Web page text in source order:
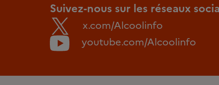
Suivez-nous sur les réseaux
x.com/Alcoolinfo
youtube.com/Alcoolinfo